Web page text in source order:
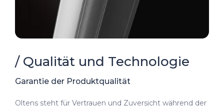
/ Qualität und Technologie
Garantie der Produktqualität
Oltens steht für Vertrauen und Zuversicht während der